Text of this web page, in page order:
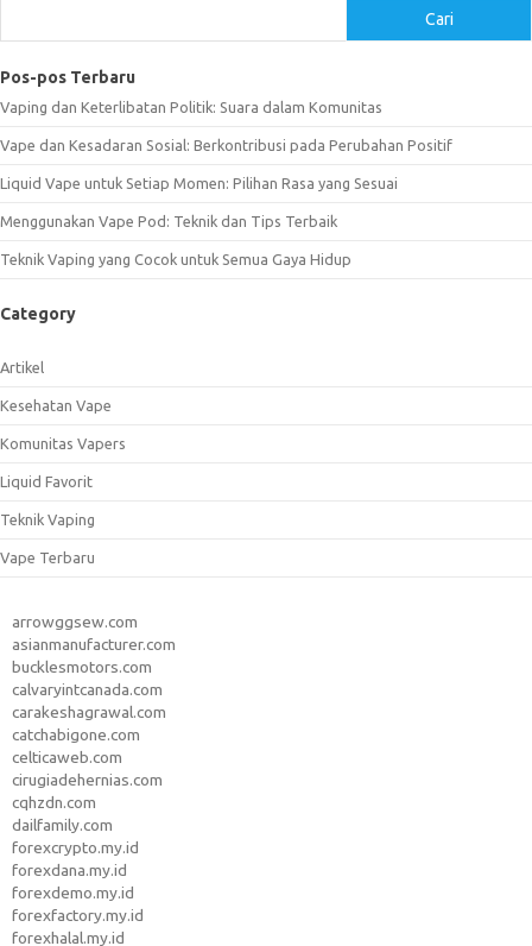
Cari
Pos-pos Terbaru
Vaping dan Keterlibatan Politik: Suara dalam Komunitas
Vape dan Kesadaran Sosial: Berkontribusi pada Perubahan Positif
Liquid Vape untuk Setiap Momen: Pilihan Rasa yang Sesuai
Menggunakan Vape Pod: Teknik dan Tips Terbaik
Teknik Vaping yang Cocok untuk Semua Gaya Hidup
Category
Artikel
Kesehatan Vape
Komunitas Vapers
Liquid Favorit
Teknik Vaping
Vape Terbaru
arrowggsew.com
asianmanufacturer.com
bucklesmotors.com
calvaryintcanada.com
carakeshagrawal.com
catchabigone.com
celticaweb.com
cirugiadehernias.com
cqhzdn.com
dailfamily.com
forexcrypto.my.id
forexdana.my.id
forexdemo.my.id
forexfactory.my.id
forexhalal.my.id